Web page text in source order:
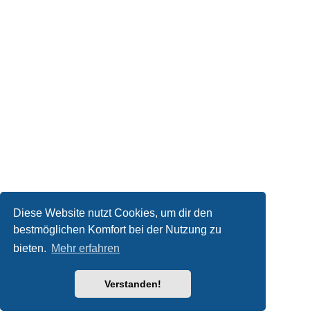
Diese Website nutzt Cookies, um dir den
bestmöglichen Komfort bei der Nutzung zu
bieten. Mehr erfahren
Verstanden!